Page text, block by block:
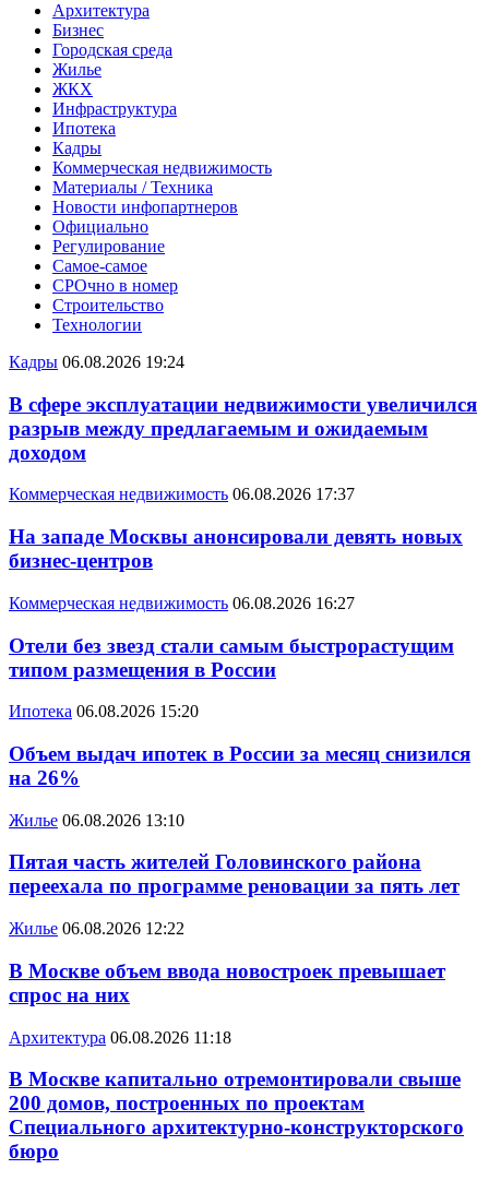
Архитектура
Бизнес
Городская среда
Жилье
ЖКХ
Инфраструктура
Ипотека
Кадры
Коммерческая недвижимость
Материалы / Техника
Новости инфопартнеров
Официально
Регулирование
Самое-самое
СРОчно в номер
Строительство
Технологии
Кадры 06.08.2026 19:24
В сфере эксплуатации недвижимости увеличился
разрыв между предлагаемым и ожидаемым
доходом
Коммерческая недвижимость 06.08.2026 17:37
На западе Москвы анонсировали девять новых
бизнес-центров
Коммерческая недвижимость 06.08.2026 16:27
Отели без звезд стали самым быстрорастущим
типом размещения в России
Ипотека 06.08.2026 15:20
Объем выдач ипотек в России за месяц снизился
на 26%
Жилье 06.08.2026 13:10
Пятая часть жителей Головинского района
переехала по программе реновации за пять лет
Жилье 06.08.2026 12:22
В Москве объем ввода новостроек превышает
спрос на них
Архитектура 06.08.2026 11:18
В Москве капитально отремонтировали свыше
200 домов, построенных по проектам
Специального архитектурно-конструкторского
бюро